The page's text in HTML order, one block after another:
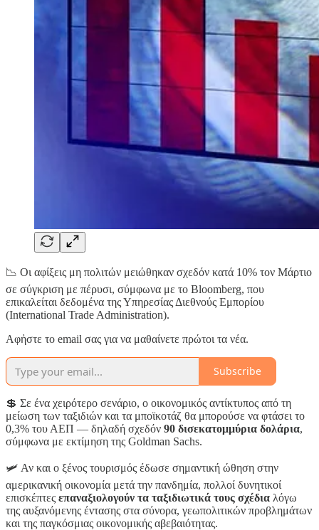
📉 Οι αφίξεις μη πολιτών μειώθηκαν σχεδόν κατά 10% τον Μάρτιο
σε σύγκριση με πέρυσι, σύμφωνα με το Bloomberg, που
επικαλείται δεδομένα της Υπηρεσίας Διεθνούς Εμπορίου
(International Trade Administration).
Αφἠστε το email σας για να μαθαίνετε πρώτοι τα νέα.
Subscribe
💲 Σε ένα χειρότερο σενάριο, ο οικονομικός αντίκτυπος από τη
μείωση των ταξιδιών και τα μποϊκοτάζ θα μπορούσε να φτάσει το
0,3% του ΑΕΠ — δηλαδή σχεδόν 90 δισεκατομμύρια δολάρια,
σύμφωνα με εκτίμηση της Goldman Sachs.
🛩 Αν και ο ξένος τουρισμός έδωσε σημαντική ώθηση στην
αμερικανική οικονομία μετά την πανδημία, πολλοί δυνητικοί
επισκέπτες επαναξιολογούν τα ταξιδιωτικά τους σχέδια λόγω
της αυξανόμενης έντασης στα σύνορα, γεωπολιτικών προβλημάτων
και της παγκόσμιας οικονομικής αβεβαιότητας.